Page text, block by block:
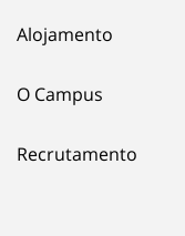
Alojamento
O Campus
Recrutamento